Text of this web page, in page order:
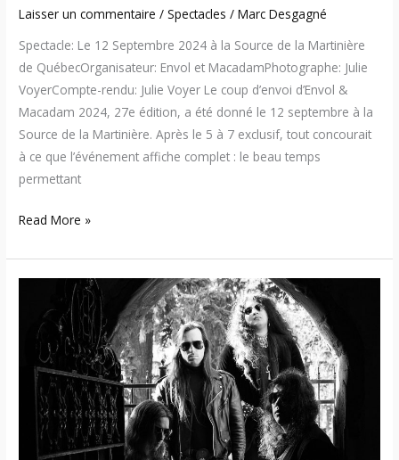
Laisser un commentaire /Spectacles /Marc Desgagné
Spectacle: Le 12 Septembre 2024 à la Source de la Martinière
de QuébecOrganisateur: Envol et MacadamPhotographe: Julie
VoyerCompte-rendu: Julie Voyer Le coup d’envoi d’Envol &
Macadam 2024, 27e édition, a été donné le 12 septembre à la
Source de la Martinière. Après le 5 à 7 exclusif, tout concourait
à ce que l’événement affiche complet : le beau temps
permettant
Read More »
Others
Entrevue
vidéo
avec
Gabriel
Franco